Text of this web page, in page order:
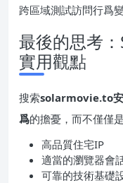
跨區域測試訪問行爲
最後的思考
實用觀點
搜索solarmovie.to
爲的擔憂，而不僅僅
高品質住宅IP
適當的瀏覽器會
可靠的技術基礎